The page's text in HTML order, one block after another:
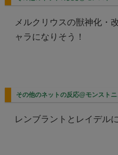
メルクリウスの獣神化・
ャラになりそう！
その他のネットの反応@モンスト
レンブラントとレイデル